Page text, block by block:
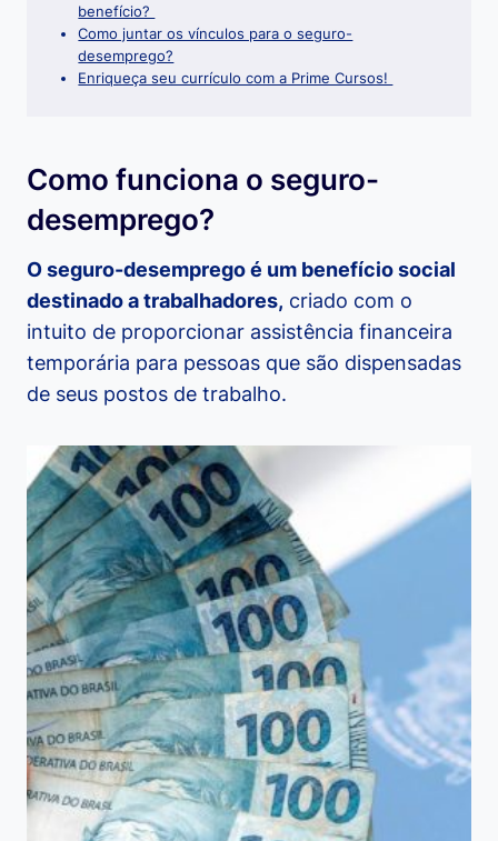
benefício?
Como juntar os vínculos para o seguro-
desemprego?
Enriqueça seu currículo com a Prime Cursos!
Como funciona o seguro-
desemprego?
O seguro-desemprego é um benefício social
destinado a trabalhadores, criado com o
intuito de proporcionar assistência financeira
temporária para pessoas que são dispensadas
de seus postos de trabalho.